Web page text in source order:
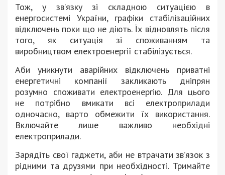
Тож, у зв’язку зі складною ситуацією в
енергосистемі України, графіки стабілізаційних
відключень поки що не діють. Їх відновлять після
того, як ситуація зі споживанням та
виробництвом електроенергії стабілізується.
Аби уникнути аварійних відключень приватні
енергетичні компанії закликають дніпрян
розумно споживати електроенергію. Для цього
не потрібно вмикати всі електроприлади
одночасно, варто обмежити їх використання.
Включайте лише важливо необхідні
електроприлади.
Зарядіть свої гаджети, аби не втрачати зв’язок з
рідними та друзями при необхідності. Тримайте